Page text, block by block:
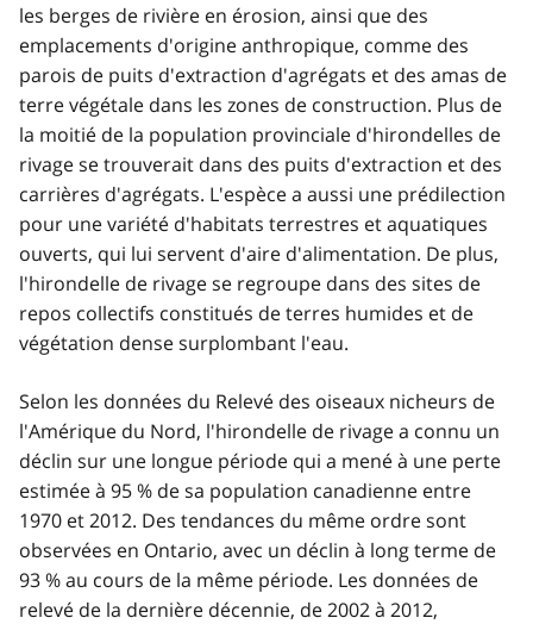
les berges de rivière en érosion, ainsi que des
emplacements d'origine anthropique, comme des
parois de puits d'extraction d'agrégats et des amas de
terre végétale dans les zones de construction. Plus de
la moitié de la population provinciale d'hirondelles de
rivage se trouverait dans des puits d'extraction et des
carrières d'agrégats. L'espèce a aussi une prédilection
pour une variété d'habitats terrestres et aquatiques
ouverts, qui lui servent d'aire d'alimentation. De plus,
l'hirondelle de rivage se regroupe dans des sites de
repos collectifs constitués de terres humides et de
végétation dense surplombant l'eau.
Selon les données du Relevé des oiseaux nicheurs de
l'Amérique du Nord, l'hirondelle de rivage a connu un
déclin sur une longue période qui a mené à une perte
estimée à 95 % de sa population canadienne entre
1970 et 2012. Des tendances du même ordre sont
observées en Ontario, avec un déclin à long terme de
93 % au cours de la même période. Les données de
relevé de la dernière décennie, de 2002 à 2012,